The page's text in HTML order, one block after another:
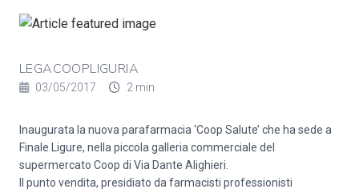
LEGACOOPLIGURIA
03/05/2017 2 min
Inaugurata la nuova parafarmacia ‘Coop Salute’ che ha sede a
Finale Ligure, nella piccola galleria commerciale del
supermercato Coop di Via Dante Alighieri.
Il punto vendita, presidiato da farmacisti professionisti